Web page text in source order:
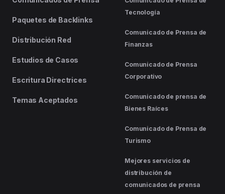
Paquetes de Backlinks
Distribución Red
Estudios de Casos
Escritura Directrices
Temas Aceptados
Tecnología
Comunicado de Prensa de
Finanzas
Comunicado de Prensa
Corporativo
Comunicado de prensa de
Bienes Raíces
Comunicado de Prensa de
Turismo
Mejores servicios de
distribución de
comunicados de prensa